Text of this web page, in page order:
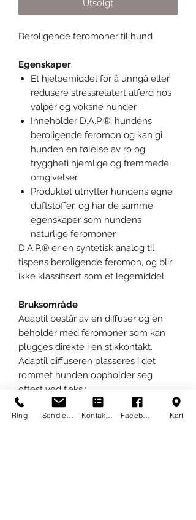
Utsolgt
Beroligende feromoner til hund
Egenskaper
Et hjelpemiddel for å unngå eller
redusere stressrelatert atferd hos
valper og voksne hunder
Inneholder D.A.P.®, hundens
beroligende feromon og kan gi
hunden en følelse av ro og
tryggheti hjemlige og fremmede
omgivelser.
Produktet utnytter hundens egne
duftstoffer, og har de samme
egenskaper som hundens
naturlige feromoner
D.A.P.® er en syntetisk analog til
tispens beroligende feromon, og blir
ikke klassifisert som et legemiddel.
Bruksområde
Adaptil består av en diffuser og en
beholder med feromoner som kan
plugges direkte i en stikkontakt.
Adaptil diffuseren plasseres i det
rommet hunden oppholder seg
oftest ved f.eks.:
- Tilvenning til nye omgivelser
- Besøk hos veterinær/hospitalisering
Ring Kart